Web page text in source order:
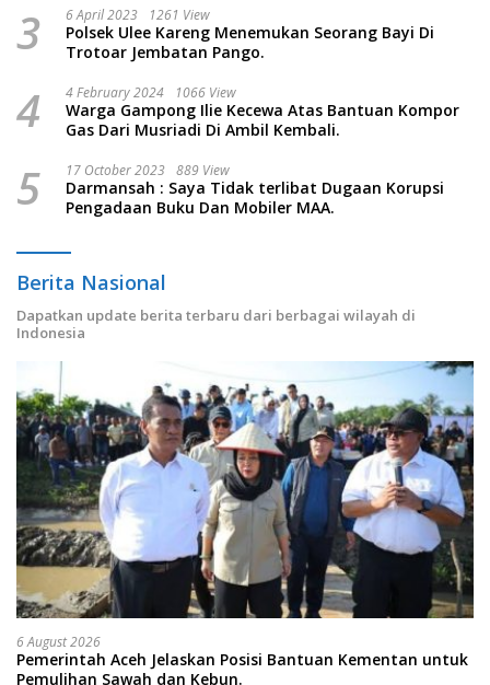
3 6 April 2023 1261 View
Polsek Ulee Kareng Menemukan Seorang Bayi Di
Trotoar Jembatan Pango.
4 4 February 2024 1066 View
Warga Gampong Ilie Kecewa Atas Bantuan Kompor
Gas Dari Musriadi Di Ambil Kembali.
5 17 October 2023 889 View
Darmansah : Saya Tidak terlibat Dugaan Korupsi
Pengadaan Buku Dan Mobiler MAA.
Berita Nasional
Dapatkan update berita terbaru dari berbagai wilayah di
Indonesia
6 August 2026
Pemerintah Aceh Jelaskan Posisi Bantuan Kementan untuk
Pemulihan Sawah dan Kebun.